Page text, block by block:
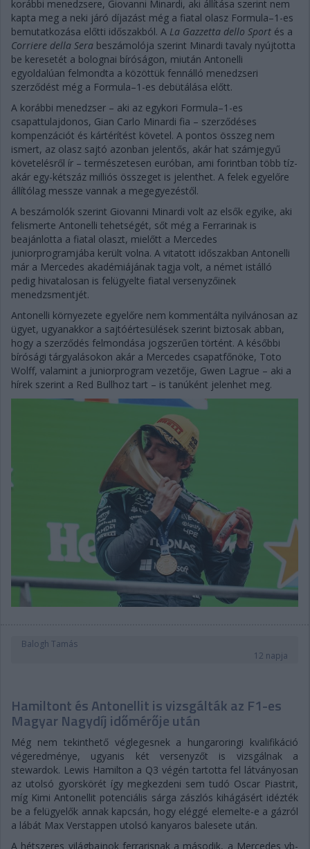
korábbi menedzsere, Giovanni Minardi, aki állítása szerint nem
kapta meg a neki járó díjazást még a fiatal olasz Formula–1-es
bemutatkozása előtti időszakból. A La Gazzetta dello Sport és a
Corriere della Sera beszámolója szerint Minardi tavaly nyújtotta
be keresetét a bolognai bíróságon, miután Antonelli
egyoldalúan felmondta a közöttük fennálló menedzseri
szerződést még a Formula–1-es debütálása előtt.
A korábbi menedzser – aki az egykori Formula–1-es
csapattulajdonos, Gian Carlo Minardi fia – szerződéses
kompenzációt és kártérítést követel. A pontos összeg nem
ismert, az olasz sajtó azonban jelentős, akár hat számjegyű
követelésről ír – természetesen euróban, ami forintban több tíz-
akár egy-kétszáz milliós összeget is jelenthet. A felek egyelőre
állítólag messze vannak a megegyezéstől.
A beszámolók szerint Giovanni Minardi volt az elsők egyike, aki
felismerte Antonelli tehetségét, sőt még a Ferrarinak is
beajánlotta a fiatal olaszt, mielőtt a Mercedes
juniorprogramjába került volna. A vitatott időszakban Antonelli
már a Mercedes akadémiájának tagja volt, a német istálló
pedig hivatalosan is felügyelte fiatal versenyzőinek
menedzsmentjét.
Antonelli környezete egyelőre nem kommentálta nyilvánosan az
ügyet, ugyanakkor a sajtóértesülések szerint biztosak abban,
hogy a szerződés felmondása jogszerűen történt. A későbbi
bírósági tárgyalásokon akár a Mercedes csapatfőnöke, Toto
Wolff, valamint a juniorprogram vezetője, Gwen Lagrue – aki a
hírek szerint a Red Bullhoz tart – is tanúként jelenhet meg.
Balogh Tamás
12 napja
Hamiltont és Antonellit is vizsgálták az F1-es
Magyar Nagydíj időmérője után
Még nem tekinthető véglegesnek a hungaroringi kvalifikáció
végeredménye, ugyanis két versenyzőt is vizsgálnak a
stewardok. Lewis Hamilton a Q3 végén tartotta fel látványosan
az utolsó gyorskörét így megkezdeni sem tudó Oscar Piastrit,
míg Kimi Antonellit potenciális sárga zászlós kihágásért idézték
be a felügyelők annak kapcsán, hogy eléggé elemelte-e a gázról
a lábát Max Verstappen utolsó kanyaros balesete után.
A hétszeres világbajnok ferrarisnak a második, a Mercedes vb-